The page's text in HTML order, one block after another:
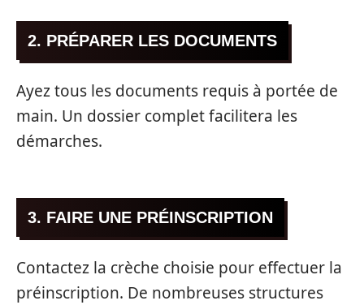
2. PRÉPARER LES DOCUMENTS
Ayez tous les documents requis à portée de
main. Un dossier complet facilitera les
démarches.
3. FAIRE UNE PRÉINSCRIPTION
Contactez la crèche choisie pour effectuer la
préinscription. De nombreuses structures